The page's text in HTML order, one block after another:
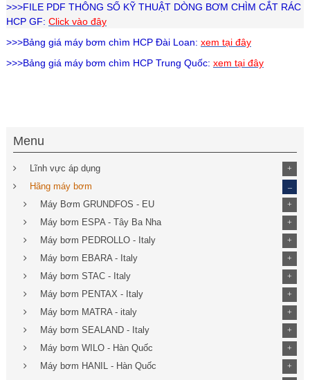
>>>FILE PDF THÔNG SỐ KỸ THUẬT DÒNG BƠM CHÌM CẮT RÁC
HCP GF: Click vào đây
>>>Bảng giá máy bơm chìm HCPĐài Loan: xem tại đây
>>>Bảng giá máy bơm chìm HCPTrung Quốc: xem tại đây
Menu
Lĩnh vực áp dụng +
Hãng máy bơm
Máy Bơm GRUNDFOS - EU +
Máy bơm ESPA - Tây Ba Nha +
Máy bơm PEDROLLO - Italy +
Máy bơm EBARA - Italy +
Máy bơm STAC - Italy +
Máy bơm PENTAX - Italy +
Máy bơm MATRA - italy +
Máy bơm SEALAND - Italy +
Máy bơm WILO - Hàn Quốc +
Máy bơm HANIL - Hàn Quốc +